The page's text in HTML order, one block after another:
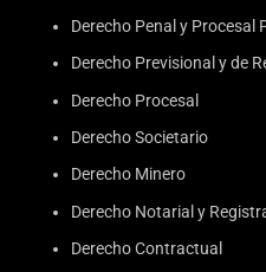
Derecho Penal y Procesal
Derecho Previsional y de
Derecho Procesal
Derecho Societario
Derecho Minero
Derecho Notarial y
Derecho Contractual